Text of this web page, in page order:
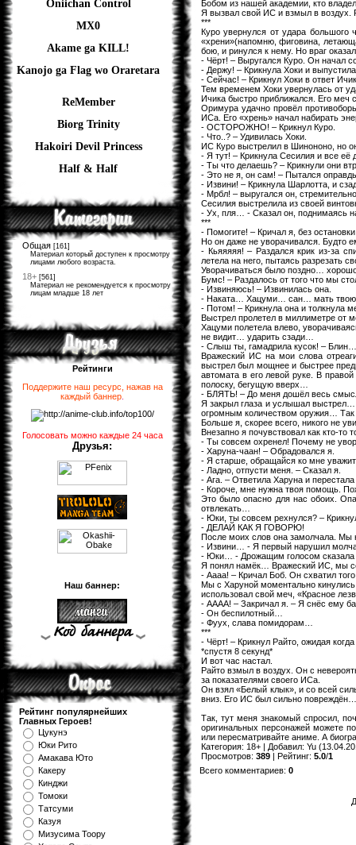
Oniichan Control
MX0
Akame ga KILL!
Kanojo ga Flag wo Oraretara
ReMember
Biorg Trinity
Hakoiri Devil Princess
Half & Half
Общая [161]
Материал который доступен к просмотру
лицами любого возраста.
18+ [561]
Материал не рекомендуется к просмотру
лицам младше 18 лет
Рейтинги
Поддержите наш ресурс, нажав на
каждый баннер
Голосовать можно каждые 24 часа
Друзья:
Наш баннер:
Рейтинг популярнейших
Главных Героев!
Цукунэ
Юки Рито
Амакава Юто
Какеру
Кинджи
Томоки
Татсуми
Казуя
Мизуcима Тоору
Бобом из нашей академии, кто
Я вызвал свой ИС и взмыл в воздух.
***
Куро увернулся от удара
«хрени»(напомню, фиговина,
бою, и ринулся к нему. Но враг
- Чёрт! – Выругался Куро. Он начал
- Держу! – Крикнула Хоки и
- Сейчас! – Крикнул Хоки в ответ
Тем временем Хоки увернулась от
Ичика быстро приближался. Его меч
Оримура удачно провёл
ИСа. Его «хрень» начал набирать
- ОСТОРОЖНО! – Крикнул Куро.
- Что..? – Удивилась Хоки.
ИС Куро выстрелил в Шинононо, но
- Я тут! – Крикнула Сесилия и все её
- Ты что делаешь? – Крикнули они
- Это не я, он сам! – Пытался
- Извини! – Крикнула Шарлотта, и
- Мрбл! – выругался он,
Сесилия выстрелила из своей
- Ух, пля… - Сказал он, поднимаясь
***
- Помогите! – Кричал я, без
Но он даже не уворачивался. Будто
- Кьяяяяя! – Раздался крик из-за
летела на него, пытаясь разрезать
Уворачиваться было поздно…
Бумс! – Раздалось от того что мы
- Извиняюсь! – Извинилась она.
- Наката… Хацуми… сан… мать
- Потом! – Крикнула она и толкнула
Выстрел пролетел в миллиметре от
Хацуми полетела влево,
не видит… ударить сзади…
- Слыш ты, гамадрила кусок! –
Вражеский ИС на мои слова
выстрел был мощнее и быстрее
автомата в его левой руке. В
полоску, бегущую вверх…
- БЛЯТЬ! – До меня дошёл весь
Я закрыл глаза и услышал
огромным количеством оружия…
Больше я, скорее всего, никого не
Внезапно я почувствовал как кто-то
- Ты совсем охренел! Почему не
- Харуна-чаан! – Обрадовался я.
- Я старше, обращайся ко мне
- Ладно, отпусти меня. – Сказал я.
- Ага. – Ответила Харуна и
- Короче, мне нужна твоя помощь.
Это было опасно для нас обоих.
отвлекать…
- Юки, ты совсем рехнулся? –
- ДЕЛАЙ КАК Я ГОВОРЮ!
После моих слов она замолчала. Мы
- Извини… - Я первый нарушил
- Юки… - Дрожащим голосом сказала
Я понял намёк… Вражеский ИС, мы
- Аааа! – Кричал Боб. Он схватил
Мы с Харуной моментально
использовал свой меч, «Красное
- АААА! – Закричал я. – Я снёс ему
- Он беспилотный…
- Фуух, слава помидорам…
***
- Чёрт! – Крикнул Райто, ожидая
*спустя 8 секунд*
И вот час настал.
Райто взмыл в воздух. Он с
за показателями своего ИСа.
Он взял «Белый клык», и со всей
вниз. Его ИС был сильно повреждён…
Так, тут меня знакомый спросил,
оригинальных персонажей можете
или пересматривайте аниме. А
Категория: 18+ | Добавил: Yu
Просмотров: 389 | Рейтинг: 5.0/1
Всего комментариев: 0